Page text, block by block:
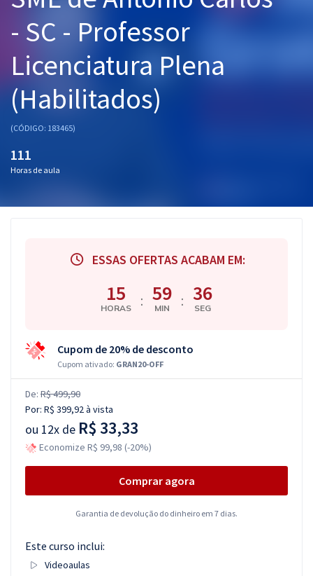
Graduação
Mentorias
Conteúdo gratuito
Atendimento
- SC - Professor
Licenciatura Plena
(Habilitados)
(CÓDIGO: 183465)
111
Horas de aula
ESSAS OFERTAS ACABAM EM:
15
HORAS : 59
MIN : 35
SEG
Cupom de 20% de desconto
Cupom ativado: GRAN20-OFF
De: R$ 499,90
Por: R$ 399,92à vista
ou 12x de R$ 33,33
Economize R$ 99,98 (-20%)
Comprar agora
Garantia de devolução do dinheiro em 7 dias.
Este curso inclui:
Videoaulas